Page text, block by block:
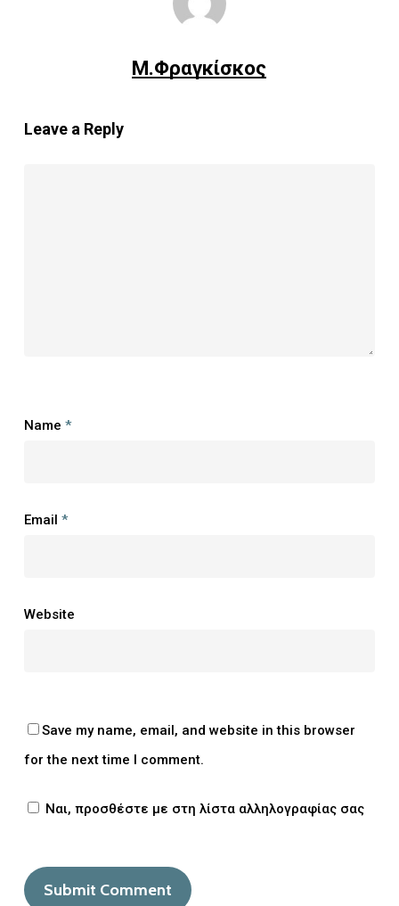
Μ.Φραγκίσκος
Leave a Reply
Name *
Email *
Website
Save my name, email, and website in this browser
for the next time I comment.
Ναι, προσθέστε με στη λίστα αλληλογραφίας σας